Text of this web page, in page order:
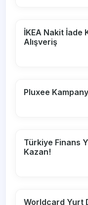
İKEA Nakit İade
Alışveriş
Pluxee
Türkiye Finans
Kazan!
Worldcard Yurt